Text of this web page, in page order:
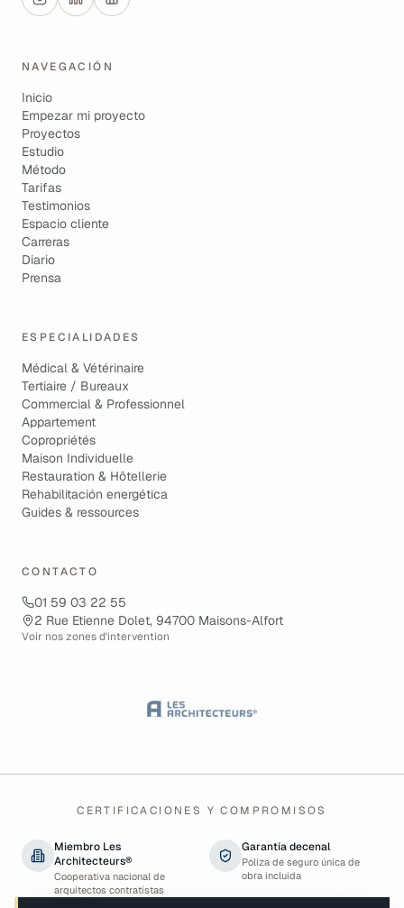
NAVEGACIÓN
Inicio
Empezar mi proyecto
Proyectos
Estudio
Método
Tarifas
Testimonios
Espacio cliente
Carreras
Diario
Prensa
ESPECIALIDADES
Médical & Vétérinaire
Tertiaire / Bureaux
Commercial & Professionnel
Appartement
Copropriétés
Maison Individuelle
Restauration & Hôtellerie
Rehabilitación energética
Guides & ressources
CONTACTO
01 59 03 22 55
2 Rue Etienne Dolet, 94700 Maisons-Alfort
Voir nos zones d'intervention
CERTIFICACIONES Y COMPROMISOS
Miembro Les
Architecteurs®
Cooperativa nacional de
arquitectos contratistas
Garantía decenal
Póliza de seguro única de
obra incluida